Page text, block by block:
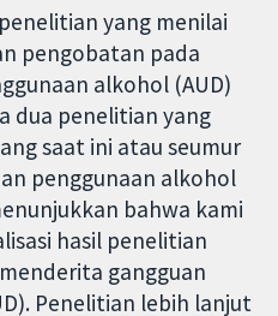
yang menilai
pengobatan pada
alkohol (AUD)
dua penelitian yang
saat ini atau seumur
penggunaan alkohol
bahwa kami
hasil penelitian
gangguan
Penelitian lebih lanjut